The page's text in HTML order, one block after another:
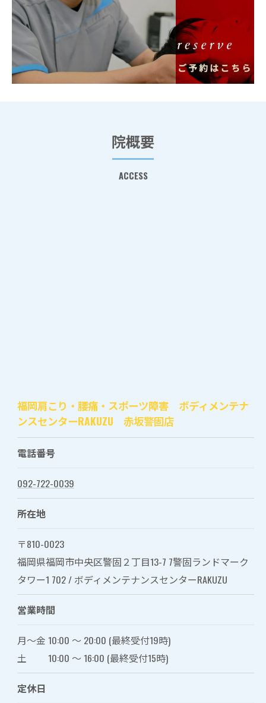
院概要
ACCESS
福岡肩こり・腰痛・スポーツ障害 ボディメンテナ
ンスセンターRAKUZU 赤坂警固店
電話番号
092-722-0039
所在地
〒810-0023
福岡県福岡市中央区警固２丁目13-7 7警固ランドマーク
タワー1 702 / ボディメンテナンスセンターRAKUZU
営業時間
月～金 10:00 〜 20:00 (最終受付19時)
土 10:00 〜 16:00 (最終受付15時)
定休日